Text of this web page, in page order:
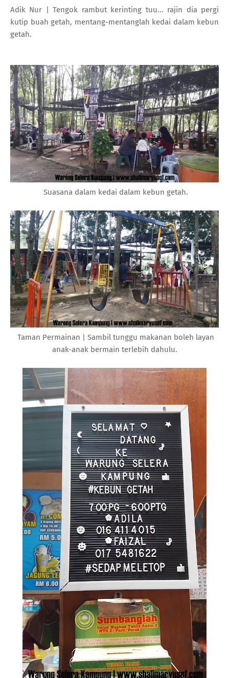
Adik Nur | Tengok rambut kerinting tuu... rajin dia pergi
kutip buah getah, mentang-mentanglah kedai dalam kebun
getah.
Suasana dalam kedai dalam kebun getah.
Taman Permainan | Sambil tunggu makanan boleh layan
anak-anak bermain terlebih dahulu.